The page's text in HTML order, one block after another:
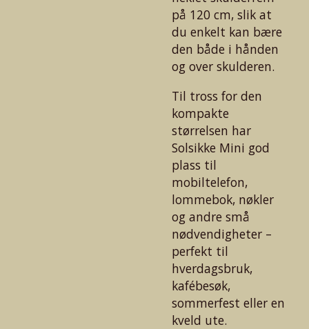
på 120 cm, slik at
du enkelt kan bære
den både i hånden
og over skulderen.
Til tross for den
kompakte
størrelsen har
Solsikke Mini god
plass til
mobiltelefon,
lommebok, nøkler
og andre små
nødvendigheter –
perfekt til
hverdagsbruk,
kafébesøk,
sommerfest eller en
kveld ute.